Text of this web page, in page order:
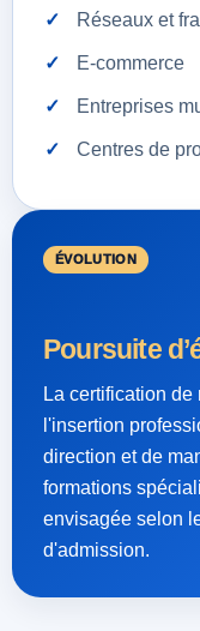
Réseaux et
E-commerce
Entreprises
Centres de
ÉVOLUTION
Poursuite
La certification
l'insertion
direction et de
formations
envisagée selon
d'admission.